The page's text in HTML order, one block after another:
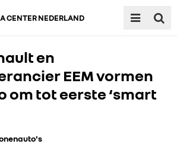
CENTER NEDERLAND
en
EEM vormen
om tot eerste ‘smart